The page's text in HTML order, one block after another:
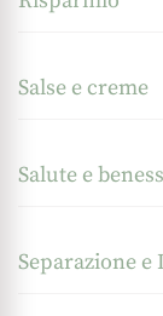
Salse e creme
Salute e
Separazione e